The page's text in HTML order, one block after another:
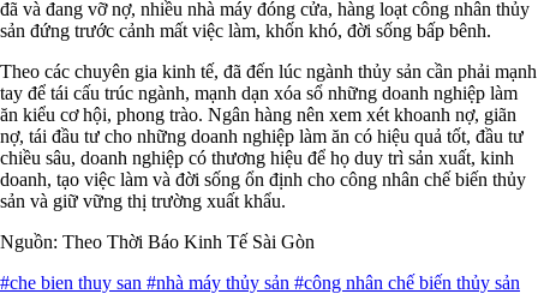
đã và đang vỡ nợ, nhiều nhà máy đóng cửa, hàng loạt công nhân thủy
sản đứng trước cảnh mất việc làm, khốn khó, đời sống bấp bênh.
Theo các chuyên gia kinh tế, đã đến lúc ngành thủy sản cần phải mạnh
tay để tái cấu trúc ngành, mạnh dạn xóa sổ những doanh nghiệp làm
ăn kiểu cơ hội, phong trào. Ngân hàng nên xem xét khoanh nợ, giãn
nợ, tái đầu tư cho những doanh nghiệp làm ăn có hiệu quả tốt, đầu tư
chiều sâu, doanh nghiệp có thương hiệu để họ duy trì sản xuất, kinh
doanh, tạo việc làm và đời sống ổn định cho công nhân chế biến thủy
sản và giữ vững thị trường xuất khẩu.
Nguồn: Theo Thời Báo Kinh Tế Sài Gòn
#che bien thuy san #nhà máy thủy sản #công nhân chế biến thủy sản